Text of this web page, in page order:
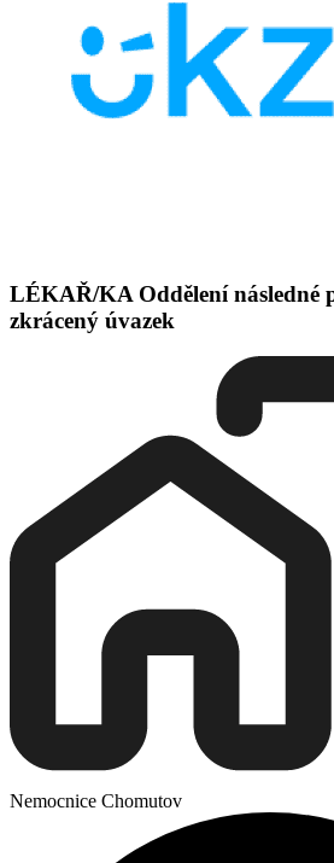
LÉKAŘ/KA Oddělení následné
zkrácený úvazek
Nemocnice Chomutov